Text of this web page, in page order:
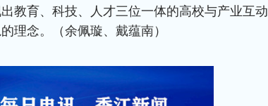
教育、科技、人才三位一体的高校与产业互动
理念。
（余佩璇、戴蕴南）